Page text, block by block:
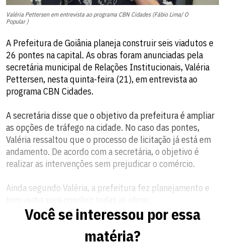
Valéria Pettersen em entrevista ao programa CBN Cidades (Fábio Lima/ O
Popular )
A Prefeitura de Goiânia planeja construir seis viadutos e
26 pontes na capital. As obras foram anunciadas pela
secretária municipal de Relações Institucionais, Valéria
Pettersen, nesta quinta-feira (21), em entrevista ao
programa CBN Cidades.
A secretária disse que o objetivo da prefeitura é ampliar
as opções de tráfego na cidade. No caso das pontes,
Valéria ressaltou que o processo de licitação já está em
andamento. De acordo com a secretária, o objetivo é
realizar as intervenções sem prejudicar o comércio.
Ainda segundo Valéria, a prefeitura fez planejamento e
Também participam do CBN Cidades o secretário
municipal de Educação, Wellington Bessa, e o advogado
Você se interessou por essa
matéria?